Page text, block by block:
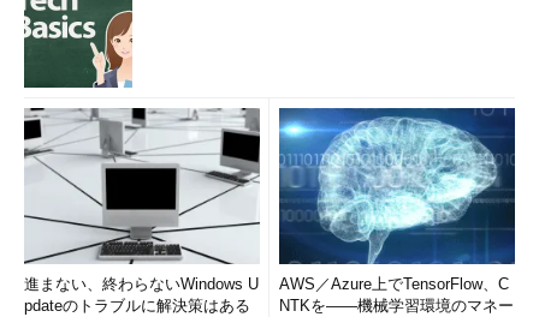
進まない、終わらないWindows U
pdateのトラブルに解決策はある
AWS／Azure上でTensorFlow、C
NTKを――機械学習環境のマネー